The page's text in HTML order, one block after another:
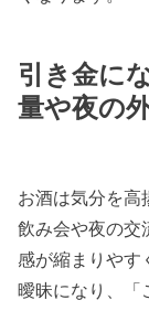
引き金に
量や夜の
お酒は気分を高
飲み会や夜の交
感が縮まりやす
曖昧になり、「